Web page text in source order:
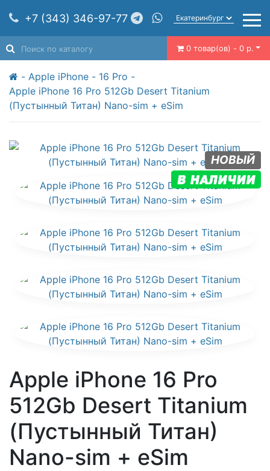
+7 (343) 346-97-77
0 товар(ов) - 0 р.
Apple iPhone
16 Pro
Apple iPhone 16 Pro 512Gb Desert Titanium
(Пустынный Титан) Nano-sim + eSim
НОВЫЙ
Apple iPhone 16 Pro
512Gb Desert Titanium
(Пустынный Титан)
Nano-sim + eSim